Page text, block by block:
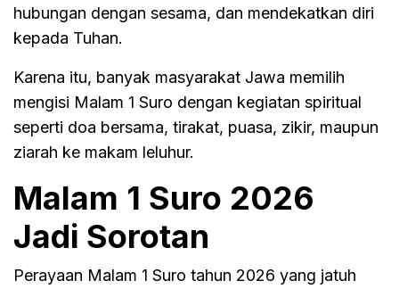
hubungan dengan sesama, dan mendekatkan diri
kepada Tuhan.
Karena itu, banyak masyarakat Jawa memilih
mengisi Malam 1 Suro dengan kegiatan spiritual
seperti doa bersama, tirakat, puasa, zikir, maupun
ziarah ke makam leluhur.
Malam 1 Suro 2026
Jadi Sorotan
Perayaan Malam 1 Suro tahun 2026 yang jatuh